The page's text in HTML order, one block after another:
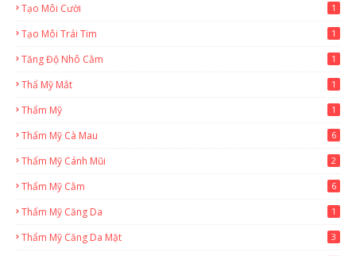
Tạo Môi Cười 1
Tạo Môi Trái Tim 1
Tăng Độ Nhô Cằm 1
Thẩ Mỹ Mắt 1
Thẩm Mỹ 1
Thẩm Mỹ Cà Mau 6
Thẩm Mỹ Cánh Mũi 2
Thẩm Mỹ Cằm 6
Thẩm Mỹ Căng Da 1
Thẩm Mỹ Căng Da Mặt 3